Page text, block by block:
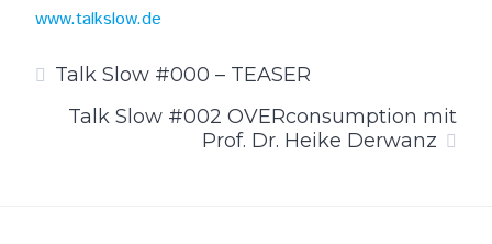
www.talkslow.de
Talk Slow #000 – TEASER
Talk Slow #002 OVERconsumption mit
Prof. Dr. Heike Derwanz